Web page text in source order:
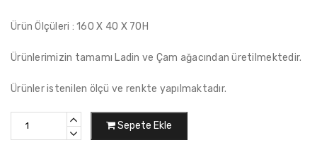
Ürün Ölçüleri : 160 X 40 X 70H
Ürünlerimizin tamamı Ladin ve Çam ağacından üretilmektedir.
Ürünler istenilen ölçü ve renkte yapılmaktadır.
Sepete Ekle